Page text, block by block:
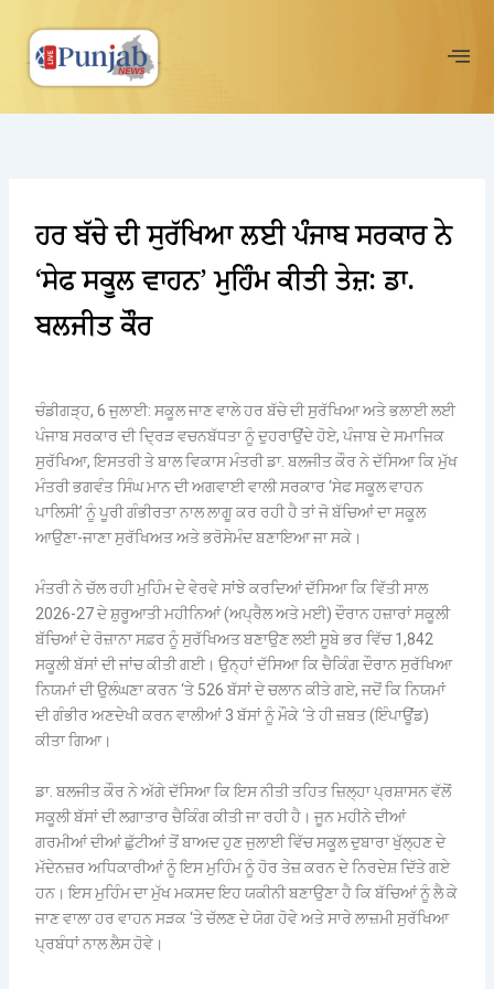
content
ਹਰ ਬੱਚੇ ਦੀ ਸੁਰੱਖਿਆ ਲਈ ਪੰਜਾਬ ਸਰਕਾਰ ਨੇ
‘ਸੇਫ ਸਕੂਲ ਵਾਹਨ’ ਮੁਹਿੰਮ ਕੀਤੀ ਤੇਜ਼: ਡਾ.
ਬਲਜੀਤ ਕੌਰ
ਚੰਡੀਗੜ੍ਹ, 6 ਜੁਲਾਈ: ਸਕੂਲ ਜਾਣ ਵਾਲੇ ਹਰ ਬੱਚੇ ਦੀ ਸੁਰੱਖਿਆ ਅਤੇ ਭਲਾਈ ਲਈ
ਪੰਜਾਬ ਸਰਕਾਰ ਦੀ ਦ੍ਰਿੜ ਵਚਨਬੱਧਤਾ ਨੂੰ ਦੁਹਰਾਉਂਦੇ ਹੋਏ, ਪੰਜਾਬ ਦੇ ਸਮਾਜਿਕ
ਸੁਰੱਖਿਆ, ਇਸਤਰੀ ਤੇ ਬਾਲ ਵਿਕਾਸ ਮੰਤਰੀ ਡਾ. ਬਲਜੀਤ ਕੌਰ ਨੇ ਦੱਸਿਆ ਕਿ ਮੁੱਖ
ਮੰਤਰੀ ਭਗਵੰਤ ਸਿੰਘ ਮਾਨ ਦੀ ਅਗਵਾਈ ਵਾਲੀ ਸਰਕਾਰ ‘ਸੇਫ ਸਕੂਲ ਵਾਹਨ
ਪਾਲਿਸੀ’ ਨੂੰ ਪੂਰੀ ਗੰਭੀਰਤਾ ਨਾਲ ਲਾਗੂ ਕਰ ਰਹੀ ਹੈ ਤਾਂ ਜੋ ਬੱਚਿਆਂ ਦਾ ਸਕੂਲ
ਆਉਣਾ-ਜਾਣਾ ਸੁਰੱਖਿਅਤ ਅਤੇ ਭਰੋਸੇਮੰਦ ਬਣਾਇਆ ਜਾ ਸਕੇ।
ਮੰਤਰੀ ਨੇ ਚੱਲ ਰਹੀ ਮੁਹਿੰਮ ਦੇ ਵੇਰਵੇ ਸਾਂਝੇ ਕਰਦਿਆਂ ਦੱਸਿਆ ਕਿ ਵਿੱਤੀ ਸਾਲ
2026-27 ਦੇ ਸ਼ੁਰੂਆਤੀ ਮਹੀਨਿਆਂ (ਅਪ੍ਰੈਲ ਅਤੇ ਮਈ) ਦੌਰਾਨ ਹਜ਼ਾਰਾਂ ਸਕੂਲੀ
ਬੱਚਿਆਂ ਦੇ ਰੋਜ਼ਾਨਾ ਸਫ਼ਰ ਨੂੰ ਸੁਰੱਖਿਅਤ ਬਣਾਉਣ ਲਈ ਸੂਬੇ ਭਰ ਵਿੱਚ 1,842
ਸਕੂਲੀ ਬੱਸਾਂ ਦੀ ਜਾਂਚ ਕੀਤੀ ਗਈ। ਉਨ੍ਹਾਂ ਦੱਸਿਆ ਕਿ ਚੈਕਿੰਗ ਦੌਰਾਨ ਸੁਰੱਖਿਆ
ਨਿਯਮਾਂ ਦੀ ਉਲੰਘਣਾ ਕਰਨ ‘ਤੇ 526 ਬੱਸਾਂ ਦੇ ਚਲਾਨ ਕੀਤੇ ਗਏ, ਜਦੋਂ ਕਿ ਨਿਯਮਾਂ
ਦੀ ਗੰਭੀਰ ਅਣਦੇਖੀ ਕਰਨ ਵਾਲੀਆਂ 3 ਬੱਸਾਂ ਨੂੰ ਮੌਕੇ ‘ਤੇ ਹੀ ਜ਼ਬਤ (ਇੰਪਾਊਂਡ)
ਕੀਤਾ ਗਿਆ।
ਡਾ. ਬਲਜੀਤ ਕੌਰ ਨੇ ਅੱਗੇ ਦੱਸਿਆ ਕਿ ਇਸ ਨੀਤੀ ਤਹਿਤ ਜ਼ਿਲ੍ਹਾ ਪ੍ਰਸ਼ਾਸਨ ਵੱਲੋਂ
ਸਕੂਲੀ ਬੱਸਾਂ ਦੀ ਲਗਾਤਾਰ ਚੈਕਿੰਗ ਕੀਤੀ ਜਾ ਰਹੀ ਹੈ। ਜੂਨ ਮਹੀਨੇ ਦੀਆਂ
ਗਰਮੀਆਂ ਦੀਆਂ ਛੁੱਟੀਆਂ ਤੋਂ ਬਾਅਦ ਹੁਣ ਜੁਲਾਈ ਵਿੱਚ ਸਕੂਲ ਦੁਬਾਰਾ ਖੁੱਲ੍ਹਣ ਦੇ
ਮੱਦੇਨਜ਼ਰ ਅਧਿਕਾਰੀਆਂ ਨੂੰ ਇਸ ਮੁਹਿੰਮ ਨੂੰ ਹੋਰ ਤੇਜ਼ ਕਰਨ ਦੇ ਨਿਰਦੇਸ਼ ਦਿੱਤੇ ਗਏ
ਹਨ। ਇਸ ਮੁਹਿੰਮ ਦਾ ਮੁੱਖ ਮਕਸਦ ਇਹ ਯਕੀਨੀ ਬਣਾਉਣਾ ਹੈ ਕਿ ਬੱਚਿਆਂ ਨੂੰ ਲੈ ਕੇ
ਜਾਣ ਵਾਲਾ ਹਰ ਵਾਹਨ ਸੜਕ ‘ਤੇ ਚੱਲਣ ਦੇ ਯੋਗ ਹੋਵੇ ਅਤੇ ਸਾਰੇ ਲਾਜ਼ਮੀ ਸੁਰੱਖਿਆ
ਪ੍ਰਬੰਧਾਂ ਨਾਲ ਲੈਸ ਹੋਵੇ।